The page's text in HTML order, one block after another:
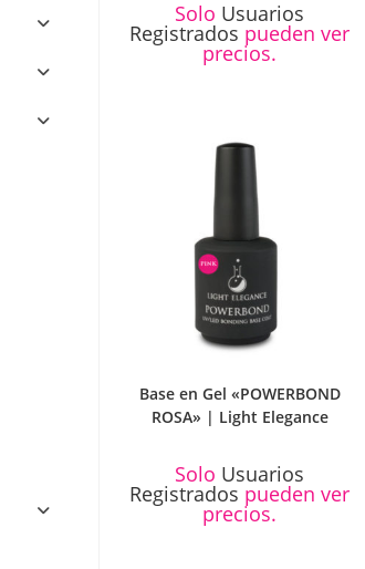
Solo Usuarios
Registrados pueden ver
precios.
Base en Gel «POWERBOND
ROSA» | Light Elegance
Solo Usuarios
Registrados pueden ver
precios.